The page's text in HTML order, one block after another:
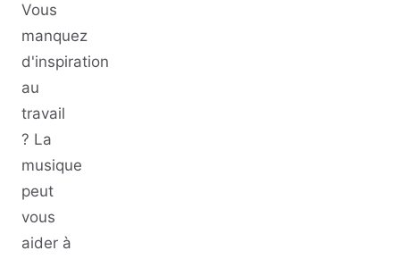
Vous
manquez
d'inspiration
au
travail
? La
musique
peut
vous
aider à